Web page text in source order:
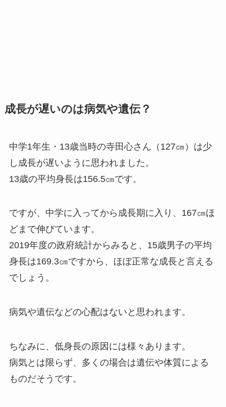
成長が遅いのは病気や遺伝？
中学1年生・13歳当時の寺田心さん（127㎝）は少
し成長が遅いように思われました。
13歳の平均身長は156.5㎝です。
ですが、中学に入ってから成長期に入り、167㎝ほ
どまで伸びています。
2019年度の政府統計からみると、15歳男子の平均
身長は169.3㎝ですから、ほぼ正常な成長と言える
でしょう。
病気や遺伝などの心配はないと思われます。
ちなみに、低身長の原因には様々あります。
病気とは限らず、多くの場合は遺伝や体質による
ものだそうです。